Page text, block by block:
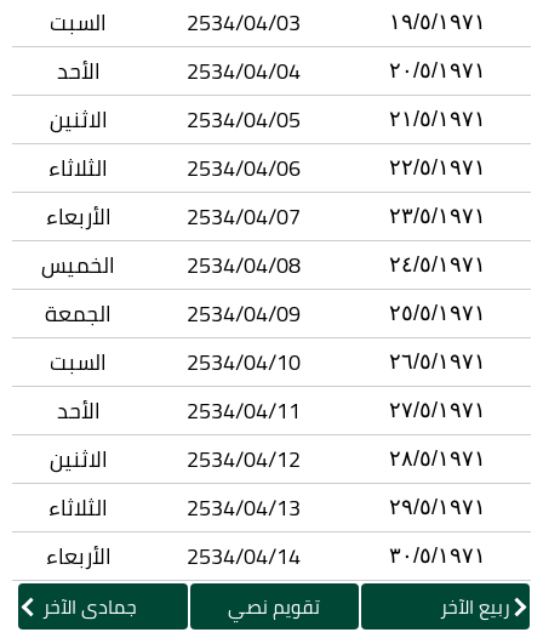
١٩/٥/١٩٧١ 2534/04/03 السبت
٢٠/٥/١٩٧١ 2534/04/04 الأحد
٢١/٥/١٩٧١ 2534/04/05 الاثنين
٢٢/٥/١٩٧١ 2534/04/06 الثلاثاء
٢٣/٥/١٩٧١ 2534/04/07 الأربعاء
٢٤/٥/١٩٧١ 2534/04/08 الخميس
٢٥/٥/١٩٧١ 2534/04/09 الجمعة
٢٦/٥/١٩٧١ 2534/04/10 السبت
٢٧/٥/١٩٧١ 2534/04/11 الأحد
٢٨/٥/١٩٧١ 2534/04/12 الاثنين
٢٩/٥/١٩٧١ 2534/04/13 الثلاثاء
٣٠/٥/١٩٧١ 2534/04/14 الأربعاء
ربيع الآخر تقويم نصي جمادى الآخر